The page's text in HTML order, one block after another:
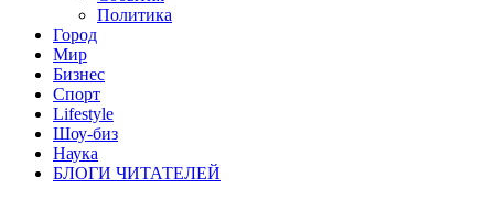
Политика
Город
Мир
Бизнес
Спорт
Lifestyle
Шоу-биз
Наука
БЛОГИ ЧИТАТЕЛЕЙ